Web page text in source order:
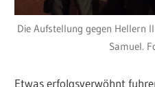
Die Aufstellung gegen Hellern
Samuel.
Etwas erfolgsverwöhnt